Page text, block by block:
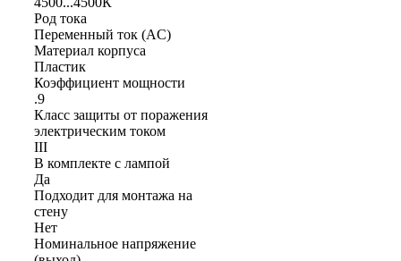
Род тока
Переменный ток (AC)
Материал корпуса
Пластик
Коэффициент мощности
.9
Класс защиты от поражения
электрическим током
III
В комплекте с лампой
Да
Подходит для монтажа на
стену
Нет
Номинальное напряжение